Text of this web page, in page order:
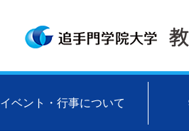
イベント・行事について